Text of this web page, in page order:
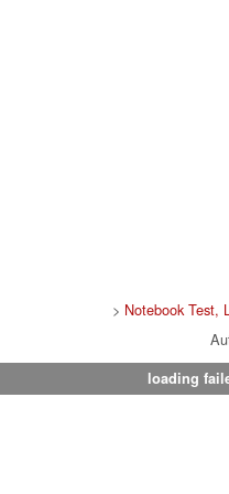
> Notebook Test,
loading